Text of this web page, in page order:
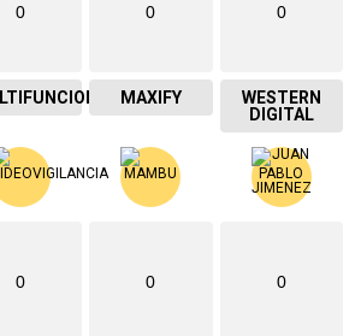
0 0
MAXIFY
0
WESTERN
DIGITAL
0 0 0